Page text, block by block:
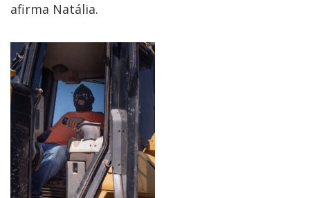
afirma Natália.